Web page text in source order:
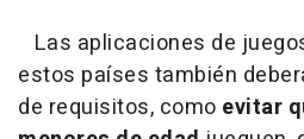
Las aplicaciones de
estos países también
de requisitos, como evitar